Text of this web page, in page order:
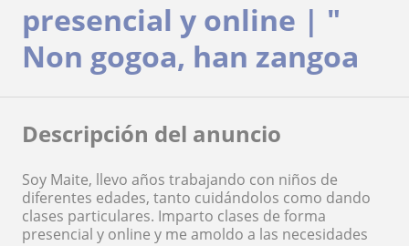
presencial y online | "
Non gogoa, han zangoa
Descripción del anuncio
Soy Maite, llevo años trabajando con niños de
diferentes edades, tanto cuidándolos como dando
clases particulares. Imparto clases de forma
presencial y online y me amoldo a las necesidades